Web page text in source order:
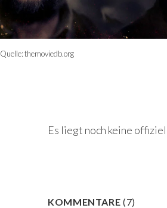
Quelle:themoviedb.org
Es liegt noch keine
KOMMENTARE(7)